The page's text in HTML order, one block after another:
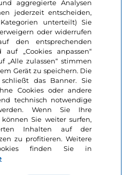
hergestellt wurden.
interessieren
Like
Siziliens:
mit
Flagge
aggregierte Analysen
jederzeit entscheiden,
unterteilt) Sie
oder widerrufen
den entsprechenden
„Cookies anpassen“
„Alle zulassen“ stimmen
Gerät zu speichern. Die
schließt das Banner. Sie
Cookies oder andere
technisch notwendige
Wenn Sie Ihre
Sie weiter surfen,
Inhalten auf der
zu profitieren. Weitere
finden Sie in